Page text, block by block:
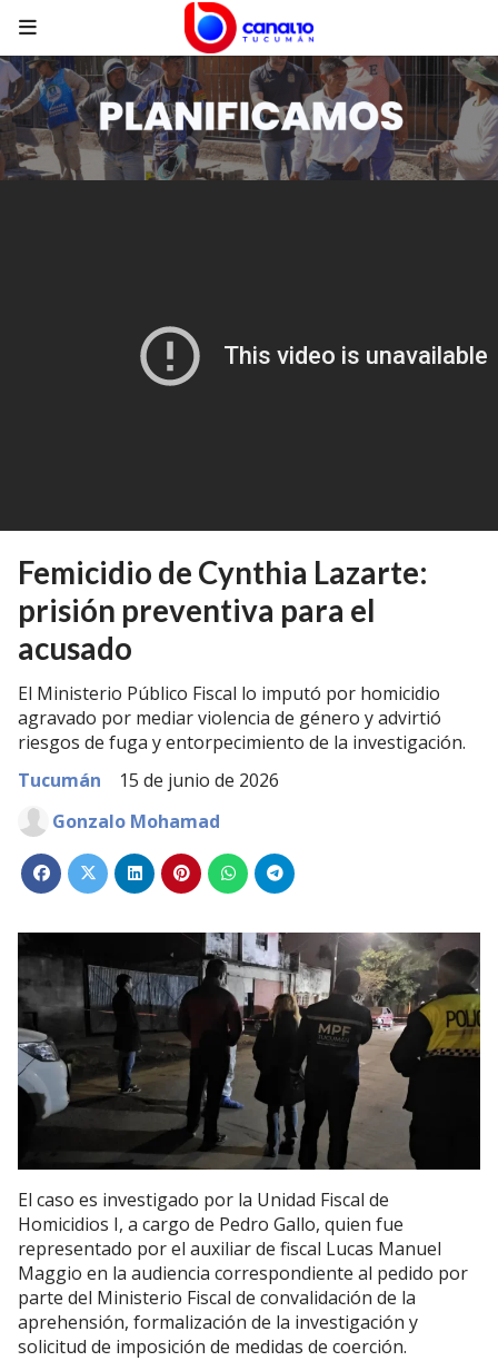
Femicidio de Cynthia Lazarte:
prisión preventiva para el
acusado
El Ministerio Público Fiscal lo imputó por homicidio
agravado por mediar violencia de género y advirtió
riesgos de fuga y entorpecimiento de la investigación.
Tucumán
15 de junio de 2026
Gonzalo Mohamad
El caso es investigado por la Unidad Fiscal de
Homicidios I, a cargo de Pedro Gallo, quien fue
representado por el auxiliar de fiscal Lucas Manuel
Maggio en la audiencia correspondiente al pedido por
parte del Ministerio Fiscal de convalidación de la
aprehensión, formalización de la investigación y
solicitud de imposición de medidas de coerción.